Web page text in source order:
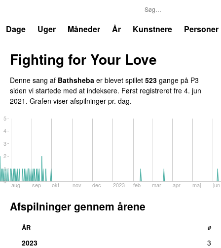
Dage
Uger Måneder År Kunstnere Personer
Fighting for Your Love
Denne sang af Bathsheba er blevet spillet 523 gange på P3
siden vi startede med at indeksere. Først registreret fre 4. jun
2021 . Grafen viser afspilninger pr. dag.
aug sep okt nov dec 2023 feb mar apr maj jun
0
1
2
3
4
5
Afspilninger gennem årene
ÅR #
2023
3